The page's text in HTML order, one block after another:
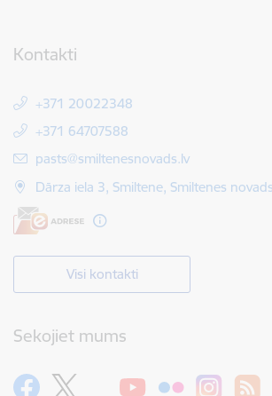
Kontakti
+371 20022348
+371 64707588
E-pasts:
pasts@smiltenesnovads.lv
Dārza iela 3, Smiltene, Smiltenes
Visi kontakti
Sekojiet mums